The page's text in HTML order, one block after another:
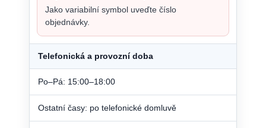
Jako variabilní symbol uveďte číslo
objednávky.
Telefonická a provozní doba
Po–Pá: 15:00–18:00
Ostatní časy: po telefonické domluvě